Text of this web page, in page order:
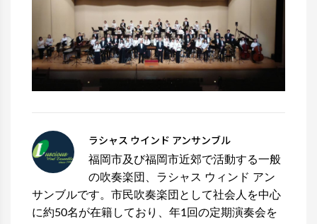
ラシャス ウインド アンサンブル
福岡市及び福岡市近郊で活動する一般
の吹奏楽団、ラシャス ウィンド アン
サンブルです。市民吹奏楽団として社会人を中心
に約50名が在籍しており、年1回の定期演奏会を